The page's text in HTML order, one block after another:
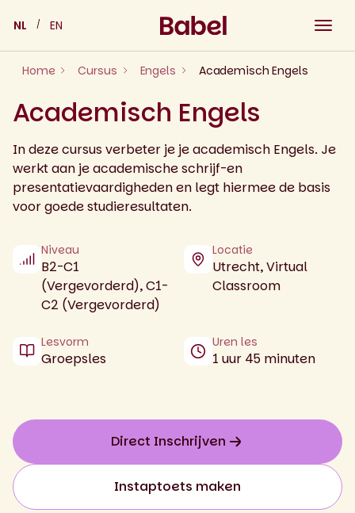
content
NL EN
Home Cursus Engels Academisch Engels
Academisch Engels
In deze cursus verbeter je je academisch Engels. Je
werkt aan je academische schrijf-en
presentatievaardigheden en legt hiermee de basis
voor goede studieresultaten.
Niveau
B2-C1
(Vergevorderd), C1-
C2 (Vergevorderd)
Locatie
Utrecht, Virtual
Classroom
Lesvorm
Groepsles
Uren les
1 uur 45 minuten
Direct Inschrijven
Instaptoets maken